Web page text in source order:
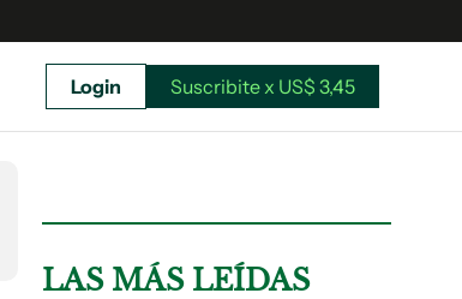
Login Suscribite x US$ 3,45
LAS MÁS LEÍDAS